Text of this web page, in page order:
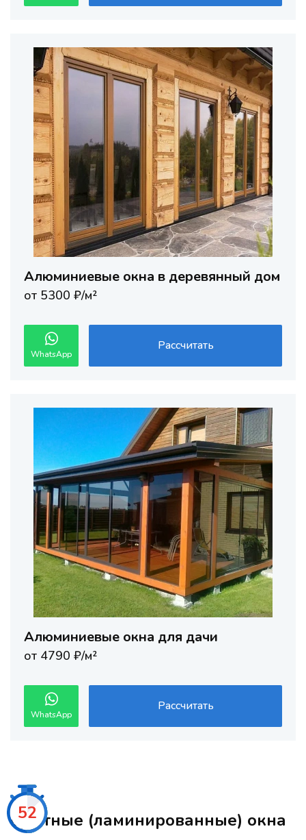
Алюминиевые окна в деревянный дом
от 5300 ₽/м²
WhatsApp
Рассчитать
Алюминиевые окна для дачи
от 4790 ₽/м²
WhatsApp
Рассчитать
Цветные (ламинированные) окна
50